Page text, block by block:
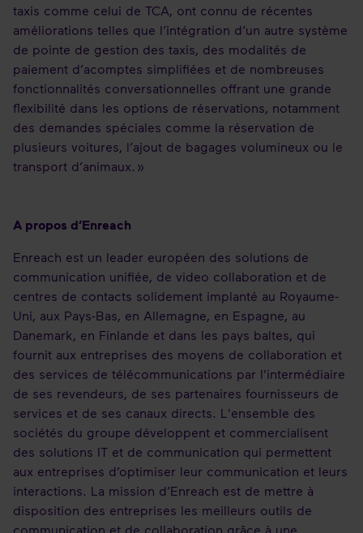
taxis comme celui de TCA, ont connu de récentes
améliorations telles que l’intégration d’un autre système
de pointe de gestion des taxis, des modalités de
paiement d’acomptes simplifiées et de nombreuses
fonctionnalités conversationnelles offrant une grande
flexibilité dans les options de réservations, notamment
des demandes spéciales comme la réservation de
plusieurs voitures, l’ajout de bagages volumineux ou le
transport d’animaux. »
A propos d’Enreach
Enreach est un leader européen des solutions de
communication unifiée, de video collaboration et de
centres de contacts solidement implanté au Royaume-
Uni, aux Pays-Bas, en Allemagne, en Espagne, au
Danemark, en Finlande et dans les pays baltes, qui
fournit aux entreprises des moyens de collaboration et
des services de télécommunications par l'intermédiaire
de ses revendeurs, de ses partenaires fournisseurs de
services et de ses canaux directs. L'ensemble des
sociétés du groupe développent et commercialisent
des solutions IT et de communication qui permettent
aux entreprises d’optimiser leur communication et leurs
interactions. La mission d’Enreach est de mettre à
disposition des entreprises les meilleurs outils de
communication et de collaboration grâce à une